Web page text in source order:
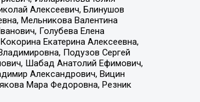
Алексеевич, Блинушов
Мельникова Валентина
Голубева Елена
Екатерина Алексеевна,
Подузов Сергей
Шабад Анатолий Ефимович,
Александрович, Вицин
Мара Федоровна, Резник